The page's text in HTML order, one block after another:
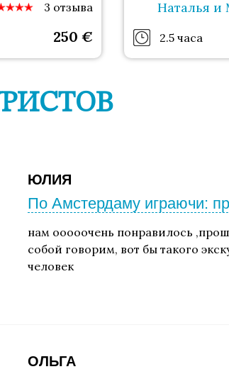
3 отзыва
250 €
Наталья и
2.5 часа
ЮЛИЯ
По Амстердаму играючи:
нам ооооочень понравилось
собой говорим, вот бы такого
человек
ОЛЬГА